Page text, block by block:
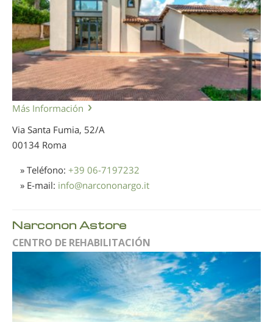
Más Información
Via Santa Fumia, 52/A
00134 Roma
» Teléfono: +39 06-7197232
» E-mail: info@narcononargo.it
Narconon Astore
CENTRO DE REHABILITACIÓN